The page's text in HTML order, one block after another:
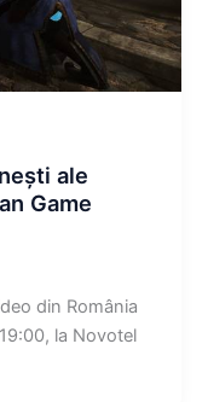
ale
Game
din România
la Novotel